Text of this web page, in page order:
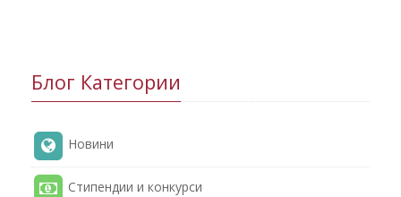
Блог Категории
Новини
Стипендии и конкурси